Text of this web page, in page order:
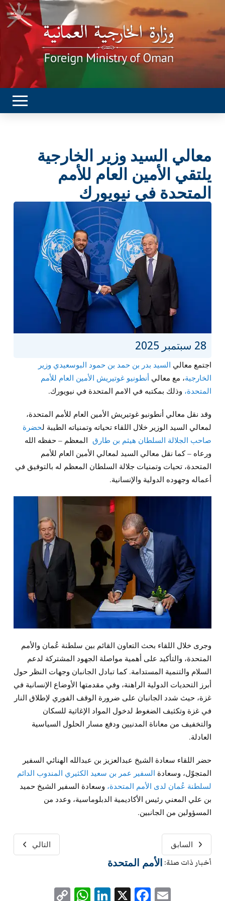
معالي السيد وزير الخارجية
يلتقي الأمين العام للأمم
المتحدة في نيويورك
28 سبتمبر 2025
اجتمع معالي السيد بدر بن حمد بن حمود البوسعيدي وزير
الخارجية، مع معالي أنطونيو غوتيريش الأمين العام للأمم
المتحدة، وذلك بمكتبه في الامم المتحدة في نيويورك.
وقد نقل معالي أنطونيو غوتيريش الأمين العام للأمم المتحدة،
لمعالي السيد الوزير خلال اللقاء تحياته وتمنياته الطيبة لحضرة
صاحب الجلالة السلطان هيثم بن طارقالمعظم – حفظه الله
ورعاه – كما نقل معالي السيد لمعالي الأمين العام للأمم
المتحدة، تحيات وتمنيات جلالة السلطان المعظم له بالتوفيق في
أعماله وجهوده الدولية والإنسانية.
وجرى خلال اللقاء بحث التعاون القائم بين سلطنة عُمان والأمم
المتحدة، والتأكيد على أهمية مواصلة الجهود المشتركة لدعم
السلام والتنمية المستدامة. كما تبادل الجانبان وجهات النظر حول
أبرز التحديات الدولية الراهنة، وفي مقدمتها الأوضاع الإنسانية في
غزة، حيث شدد الجانبان على ضرورة الوقف الفوري لإطلاق النار
في غزة وتكثيف الضغوط لدخول المواد الإغاثية للسكان
والتخفيف من معاناة المدنيين ودفع مسار الحلول السياسية
العادلة.
حضر اللقاء سعادة الشيخ عبدالعزيز بن عبدالله الهنائي السفير
المتجوّل، وسعادة السفير عمر بن سعيد الكثيري المندوب الدائم
لسلطنة عُمان لدى الأمم المتحدة، وسعادة السفير الشيخ حميد
بن علي المعني رئيس الأكاديمية الدبلوماسية، وعدد من
المسؤولين من الجانبين.
السابق التالي
أخبار ذات صلة: الأمم المتحدة
Email
Facebook
X
LinkedIn
WhatsApp
Copy